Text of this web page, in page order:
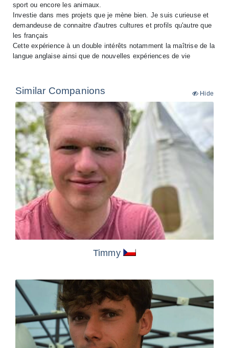
sport ou encore les animaux.
Investie dans mes projets que je mène bien. Je suis curieuse et
demandeuse de connaitre d'autres cultures et profils qu'autre que
les français
Cette expérience à un double intérêts notamment la maîtrise de la
langue anglaise ainsi que de nouvelles expériences de vie
Similar Companions Hide
Timmy